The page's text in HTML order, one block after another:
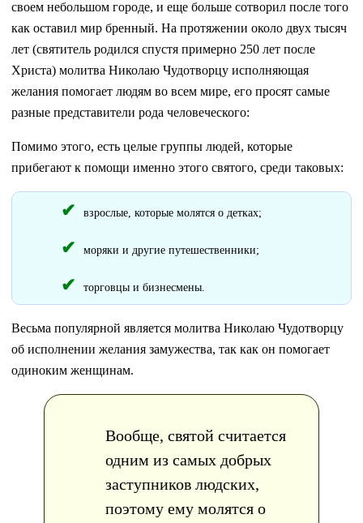
своем небольшом городе, и еще больше сотворил после того
как оставил мир бренный. На протяжении около двух тысяч
лет (святитель родился спустя примерно 250 лет после
Христа) молитва Николаю Чудотворцу исполняющая
желания помогает людям во всем мире, его просят самые
разные представители рода человеческого:
Помимо этого, есть целые группы людей, которые
прибегают к помощи именно этого святого, среди таковых:
взрослые, которые молятся о детках;
моряки и другие путешественники;
торговцы и бизнесмены.
Весьма популярной является молитва Николаю Чудотворцу
об исполнении желания замужества, так как он помогает
одиноким женщинам.
Вообще, святой считается
одним из самых добрых
заступников людских,
поэтому ему молятся о